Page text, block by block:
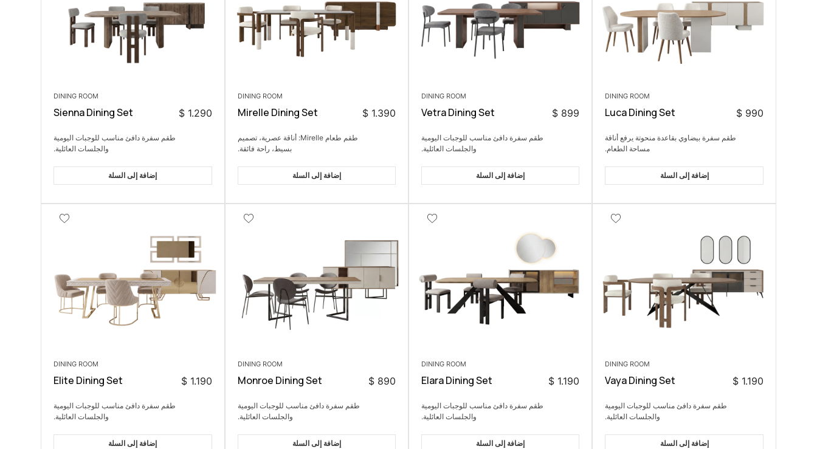
DINING ROOM
Luca Dining Set 990
$
طقم سفرة بيضاوي بقاعدة منحوتة يرفع أناقة
مساحة الطعام.
إضافة إلى السلة
DINING ROOM
Vetra Dining Set 899
$
طقم سفرة دافئ مناسب للوجبات اليومية
والجلسات العائلية.
إضافة إلى السلة
DINING ROOM
Mirelle Dining Set 1.390
$
طقم طعام Mirelle: أناقة عصرية، تصميم
بسيط، راحة فائقة.
إضافة إلى السلة
DINING ROOM
Sienna Dining Set 1.290
$
طقم سفرة دافئ مناسب للوجبات اليومية
والجلسات العائلية.
إضافة إلى السلة
DINING ROOM
Vaya Dining Set 1.190
$
طقم سفرة دافئ مناسب للوجبات اليومية
والجلسات العائلية.
إضافة إلى السلة
DINING ROOM
Elara Dining Set 1.190
$
طقم سفرة دافئ مناسب للوجبات اليومية
والجلسات العائلية.
إضافة إلى السلة
DINING ROOM
Monroe Dining Set 890
$
طقم سفرة دافئ مناسب للوجبات اليومية
والجلسات العائلية.
إضافة إلى السلة
DINING ROOM
Elite Dining Set 1.190
$
طقم سفرة دافئ مناسب للوجبات اليومية
والجلسات العائلية.
إضافة إلى السلة